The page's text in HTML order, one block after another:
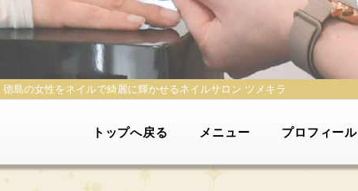
徳島の女性をネイルで綺麗に輝かせるネイルサロン ツメキラ
トップへ戻る メニュー プロフィール